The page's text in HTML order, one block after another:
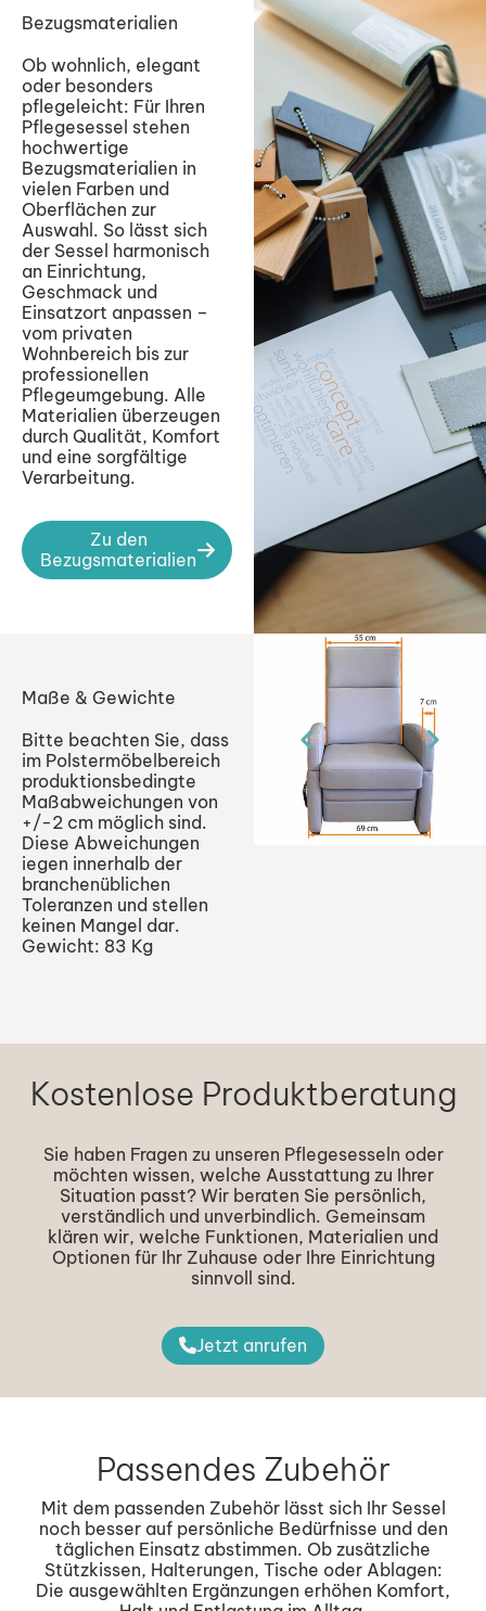
Bezugsmaterialien
Ob wohnlich, elegant
oder besonders
pflegeleicht: Für Ihren
Pflegesessel stehen
hochwertige
Bezugsmaterialien in
vielen Farben und
Oberflächen zur
Auswahl. So lässt sich
der Sessel harmonisch
an Einrichtung,
Geschmack und
Einsatzort anpassen –
vom privaten
Wohnbereich bis zur
professionellen
Pflegeumgebung. Alle
Materialien überzeugen
durch Qualität, Komfort
und eine sorgfältige
Verarbeitung.
Zu den
Bezugsmaterialien
Maße & Gewichte
Bitte beachten Sie, dass
im Polstermöbelbereich
produktionsbedingte
Maßabweichungen von
+/-2 cm möglich sind.
Diese Abweichungen
iegen innerhalb der
branchenüblichen
Toleranzen und stellen
keinen Mangel dar.
Gewicht: 83 Kg
Kostenlose Produktberatung
Sie haben Fragen zu unseren Pflegesesseln oder
möchten wissen, welche Ausstattung zu Ihrer
Situation passt? Wir beraten Sie persönlich,
verständlich und unverbindlich. Gemeinsam
klären wir, welche Funktionen, Materialien und
Optionen für Ihr Zuhause oder Ihre Einrichtung
sinnvoll sind.
Jetzt anrufen
Passendes Zubehör
Mit dem passenden Zubehör lässt sich Ihr Sessel
noch besser auf persönliche Bedürfnisse und den
täglichen Einsatz abstimmen. Ob zusätzliche
Stützkissen, Halterungen, Tische oder Ablagen:
Die ausgewählten Ergänzungen erhöhen Komfort,